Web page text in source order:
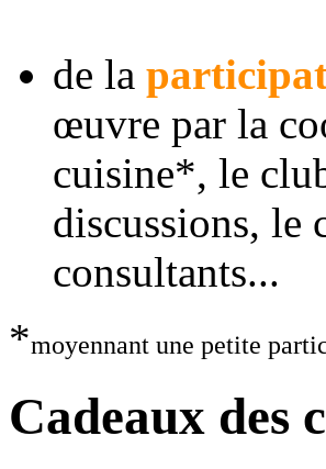
de la
œuvre par la
cuisine*, le
discussions, le
consultants...
*moyennant une petite
Cadeaux des